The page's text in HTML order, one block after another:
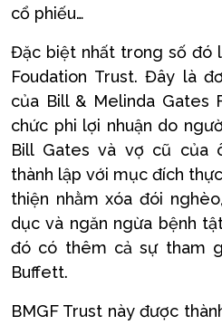
cổ phiếu…
Đặc biệt nhất trong số đó
Foudation Trust. Đây là
của Bill & Melinda Gates
chức phi lợi nhuận do
Bill Gates và vợ cũ của
thành lập với mục đích
thiện nhằm xóa đói
dục và ngăn ngừa bệnh
đó có thêm cả sự tham
Buffett.
BMGF Trust này được